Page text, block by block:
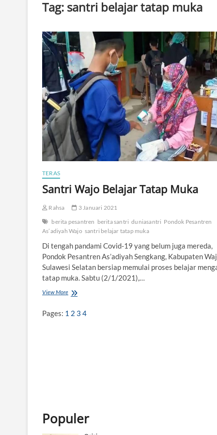
Tag: santri belajar tatap muka
TERAS
Santri Wajo Belajar Tatap Muka
Rahsa
3 Januari 2021
berita pesantren berita santri duniasantri Pondok Pesantren
As’adiyah Wajo santri belajar tatap muka
Di tengah pandami Covid-19 yang belum juga mereda,
Pondok Pesantren As’adiyah Sengkang, Kabupaten
Sulawesi Selatan bersiap memulai proses belajar
tatap muka. Sabtu (2/1/2021),…
View More
t
a
r
Pages: 1 2 3 4
Populer